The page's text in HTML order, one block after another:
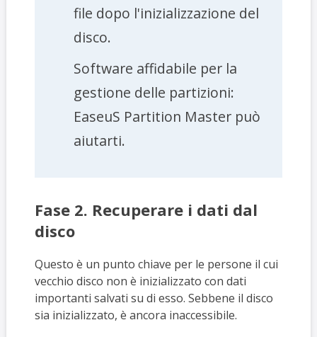
file dopo l'inizializzazione del
disco.
Software affidabile per la
gestione delle partizioni:
EaseuS Partition Master può
aiutarti.
Fase 2. Recuperare i dati dal
disco
Questo è un punto chiave per le persone il cui
vecchio disco non è inizializzato con dati
importanti salvati su di esso. Sebbene il disco
sia inizializzato, è ancora inaccessibile.